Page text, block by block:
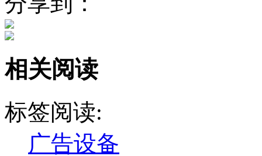
相关阅读
标签阅读:
广告设备